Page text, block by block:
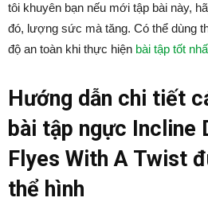
tôi khuyên bạn nếu mới tập bài này,
đó, lượng sức mà tăng. Có thể dùng
độ an toàn khi thực hiện bài tập tốt
Hướng dẫn chi tiết
bài tập ngực Incline
Flyes With A Twist
thể hình